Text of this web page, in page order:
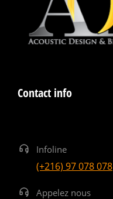
Contact info
Infoline
(+216) 97 078 078
Appelez nous